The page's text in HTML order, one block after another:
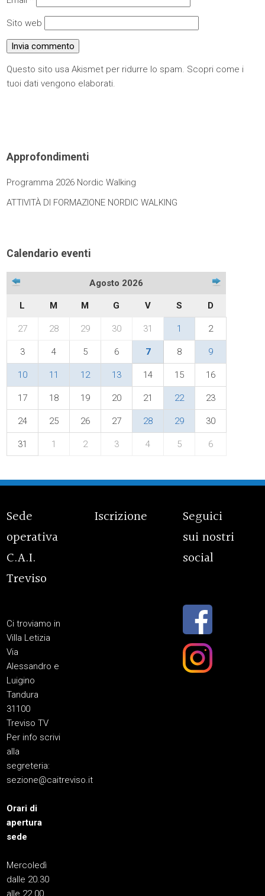
Sito web
Questo sito usa Akismet per ridurre lo spam. Scopri come i
tuoi dati vengono elaborati.
Approfondimenti
Programma 2026 Nordic Walking
ATTIVITÀ DI FORMAZIONE NORDIC WALKING
Calendario eventi
Agosto 2026
L M M G V S D
27 28 29 30 31 1 2
3 4 5 6 7 8 9
10 11 12 13 14 15 16
17 18 19 20 21 22 23
24 25 26 27 28 29 30
31 1 2 3 4 5 6
Sede
operativa
C.A.I.
Treviso
Ci troviamo in
Villa Letizia
Via
Alessandro e
Luigino
Tandura
31100
Treviso TV
Per info scrivi
alla
segreteria:
sezione@caitreviso.it
Orari di
apertura
sede
Mercoledì
dalle 20.30
alle 22.00
Iscrizione
Seguici
sui nostri
social